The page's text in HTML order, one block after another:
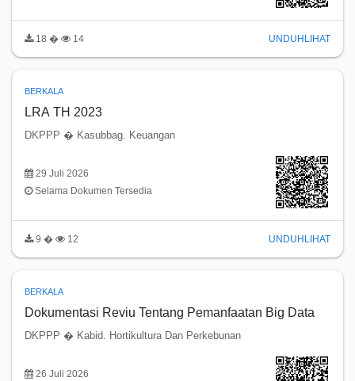
18 � 14 UNDUH LIHAT
BERKALA
LRA TH 2023
DKPPP � Kasubbag. Keuangan
29 Juli 2026
Selama Dokumen Tersedia
9 � 12 UNDUH LIHAT
BERKALA
Dokumentasi Reviu Tentang Pemanfaatan Big Data
DKPPP � Kabid. Hortikultura Dan Perkebunan
26 Juli 2026